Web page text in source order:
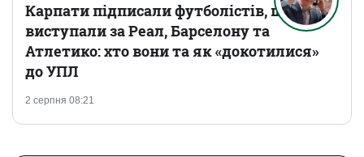
2 серпня 08:21
Карпати підписали футболістів, що
виступали за Реал, Барселону та
Атлетико: хто вони та як «докотилися»
до УПЛ